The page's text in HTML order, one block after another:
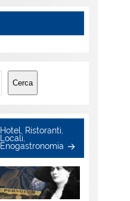
Cerca
Hotel, Ristoranti,
Locali,
Enogastronomia